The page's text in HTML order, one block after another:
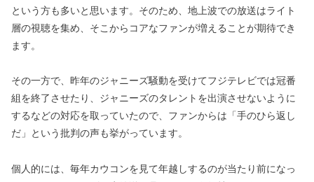
という方も多いと思います。そのため、地上波での放送はライト
層の視聴を集め、そこからコアなファンが増えることが期待でき
ます。
その一方で、昨年のジャニーズ騒動を受けてフジテレビでは冠番
組を終了させたり、ジャニーズのタレントを出演させないように
するなどの対応を取っていたので、ファンからは「手のひら返し
だ」という批判の声も挙がっています。
個人的には、毎年カウコンを見て年越しするのが当たり前になっ